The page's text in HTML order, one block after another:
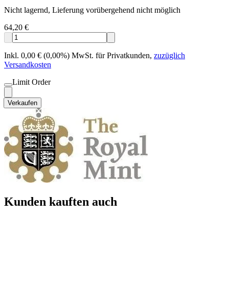
Nicht lagernd, Lieferung vorübergehend nicht möglich
64,20 €
Inkl. 0,00 € (0,00%) MwSt. für Privatkunden, zuzüglich
Versandkosten
Limit Order
Verkaufen
Kunden kauften auch